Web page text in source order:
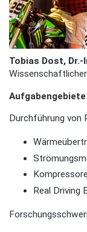
Tobias Dost, Dr.-
Aufgabengebiete
Durchführung von
Real Driving